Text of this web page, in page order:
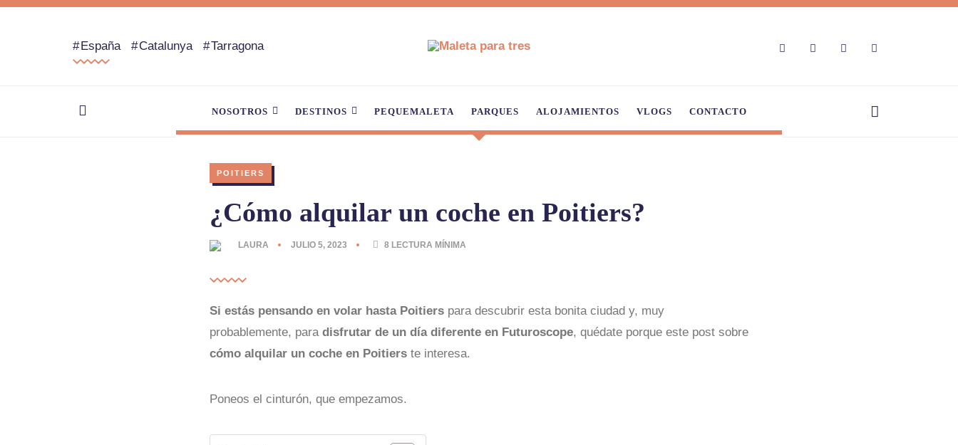
España Catalunya Tarragona
NOSOTROS DESTINOS PEQUEMALETA PARQUES ALOJAMIENTOS VLOGS CONTACTO
POITIERS
¿Cómo alquilar un coche en Poitiers?
LAURA JULIO 5, 2023 8 LECTURA MÍNIMA
Si estás pensando en volar hasta Poitiers para descubrir esta bonita ciudad y, muy
probablemente, para disfrutar de un día diferente en Futuroscope, quédate porque este post sobre
cómo alquilar un coche en Poitiers te interesa.
Poneos el cinturón, que empezamos.